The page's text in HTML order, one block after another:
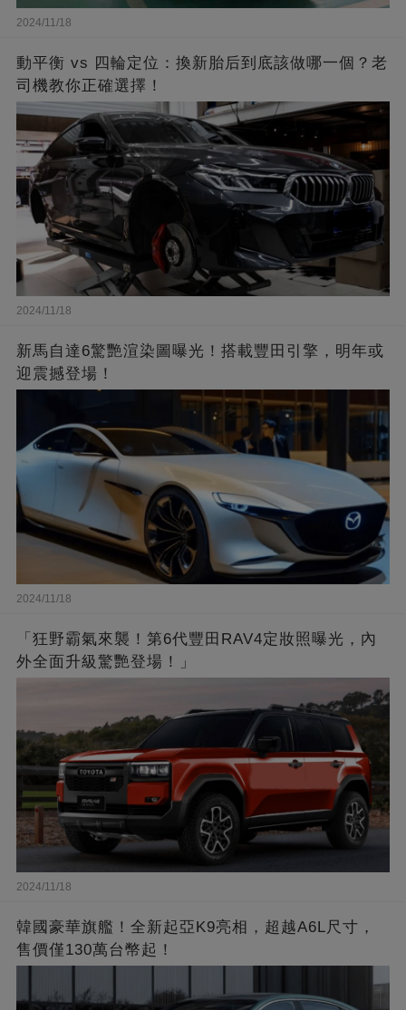
2024/11/18
動平衡 vs 四輪定位：換新胎后到底該做哪一個？老
司機教你正確選擇！
2024/11/18
新馬自達6驚艷渲染圖曝光！搭載豐田引擎，明年或
迎震撼登場！
2024/11/18
「狂野霸氣來襲！第6代豐田RAV4定妝照曝光，內
外全面升級驚艷登場！」
2024/11/18
韓國豪華旗艦！全新起亞K9亮相，超越A6L尺寸，
售價僅130萬台幣起！